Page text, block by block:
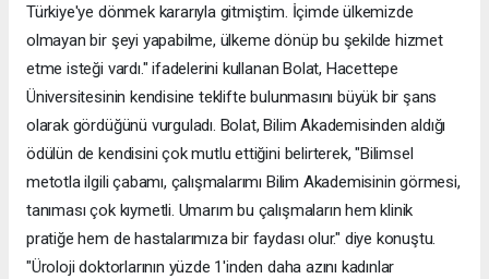
Türkiye'ye dönmek kararıyla gitmiştim. İçimde ülkemizde
olmayan bir şeyi yapabilme, ülkeme dönüp bu şekilde hizmet
etme isteği vardı." ifadelerini kullanan Bolat, Hacettepe
Üniversitesinin kendisine teklifte bulunmasını büyük bir şans
olarak gördüğünü vurguladı. Bolat, Bilim Akademisinden aldığı
ödülün de kendisini çok mutlu ettiğini belirterek, "Bilimsel
metotla ilgili çabamı, çalışmalarımı Bilim Akademisinin görmesi,
tanıması çok kıymetli. Umarım bu çalışmaların hem klinik
pratiğe hem de hastalarımıza bir faydası olur." diye konuştu.
"Üroloji doktorlarının yüzde 1'inden daha azını kadınlar